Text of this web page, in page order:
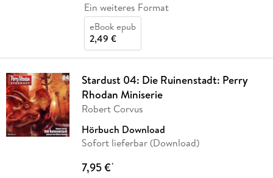
Ein weiteres Format
eBook epub
2,49 €
Stardust 04: Die Ruinenstadt: Perry
Rhodan Miniserie
Robert Corvus
Hörbuch Download
Sofort lieferbar (Download)
7,95 €*